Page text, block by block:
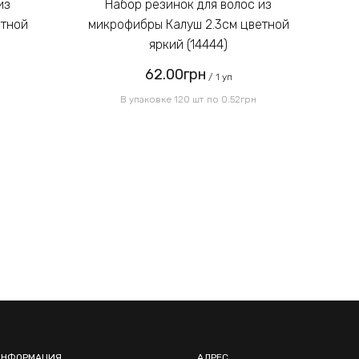
Набор резинок для волос из
микрофибры Калуш 2.3см цветной
яркий (14444)
62.00грн / 1 уп
В упаковке 120 шт по 0.52грн